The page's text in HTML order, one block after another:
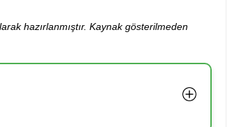
hazırlanmıştır. Kaynak gösterilmeden